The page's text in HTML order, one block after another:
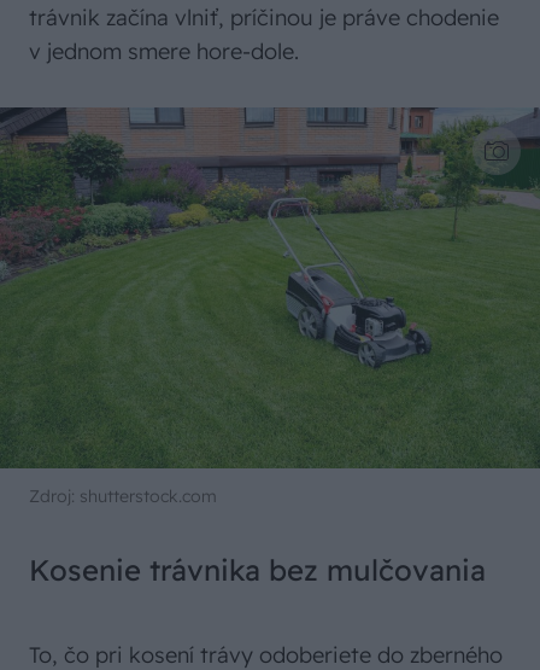
trávnik začína vlniť, príčinou je práve chodenie
v jednom smere hore-dole.
Zdroj: shutterstock.com
Kosenie trávnika bez mulčovania
To, čo pri kosení trávy odoberiete do zberného